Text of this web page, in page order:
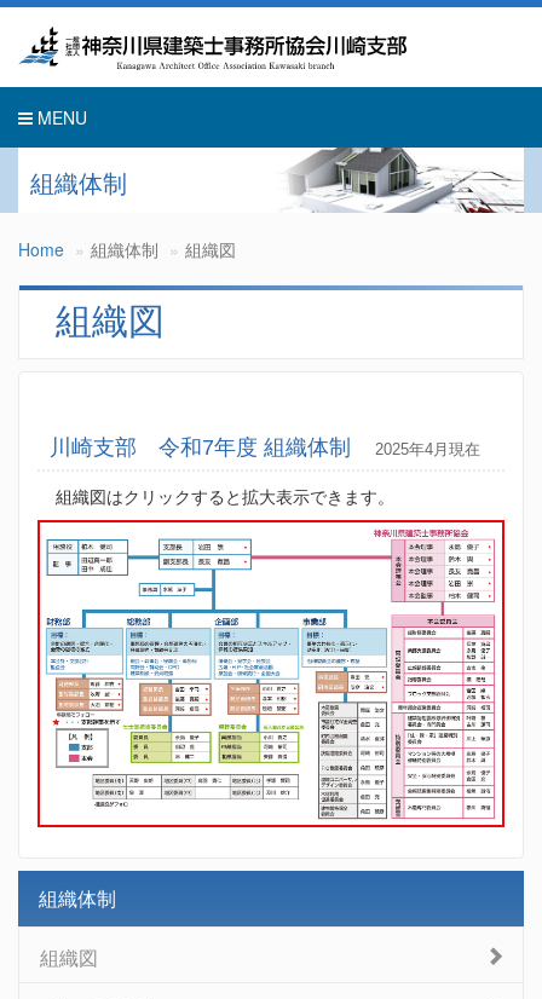
MENU
組織体制
Home 組織体制 組織図
組織図
川崎支部 令和7年度 組織体制 2025年4月現在
組織図はクリックすると拡大表示できます。
組織体制
組織図